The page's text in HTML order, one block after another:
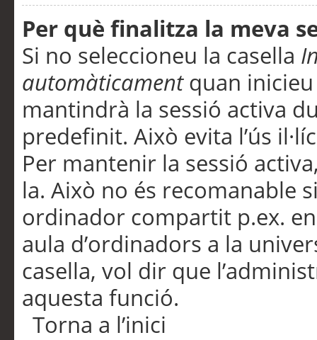
Per què finalitza la meva
Si no seleccioneu la casella
automàticamentquan inicieu
mantindrà la sessió activa
predefinit. Això evita l’ús
Per mantenir la sessió
la. Això no és recomanable
ordinador compartit p.ex.
aula d’ordinadors a la
casella, vol dir que
aquesta funció.
Torna a l’inici